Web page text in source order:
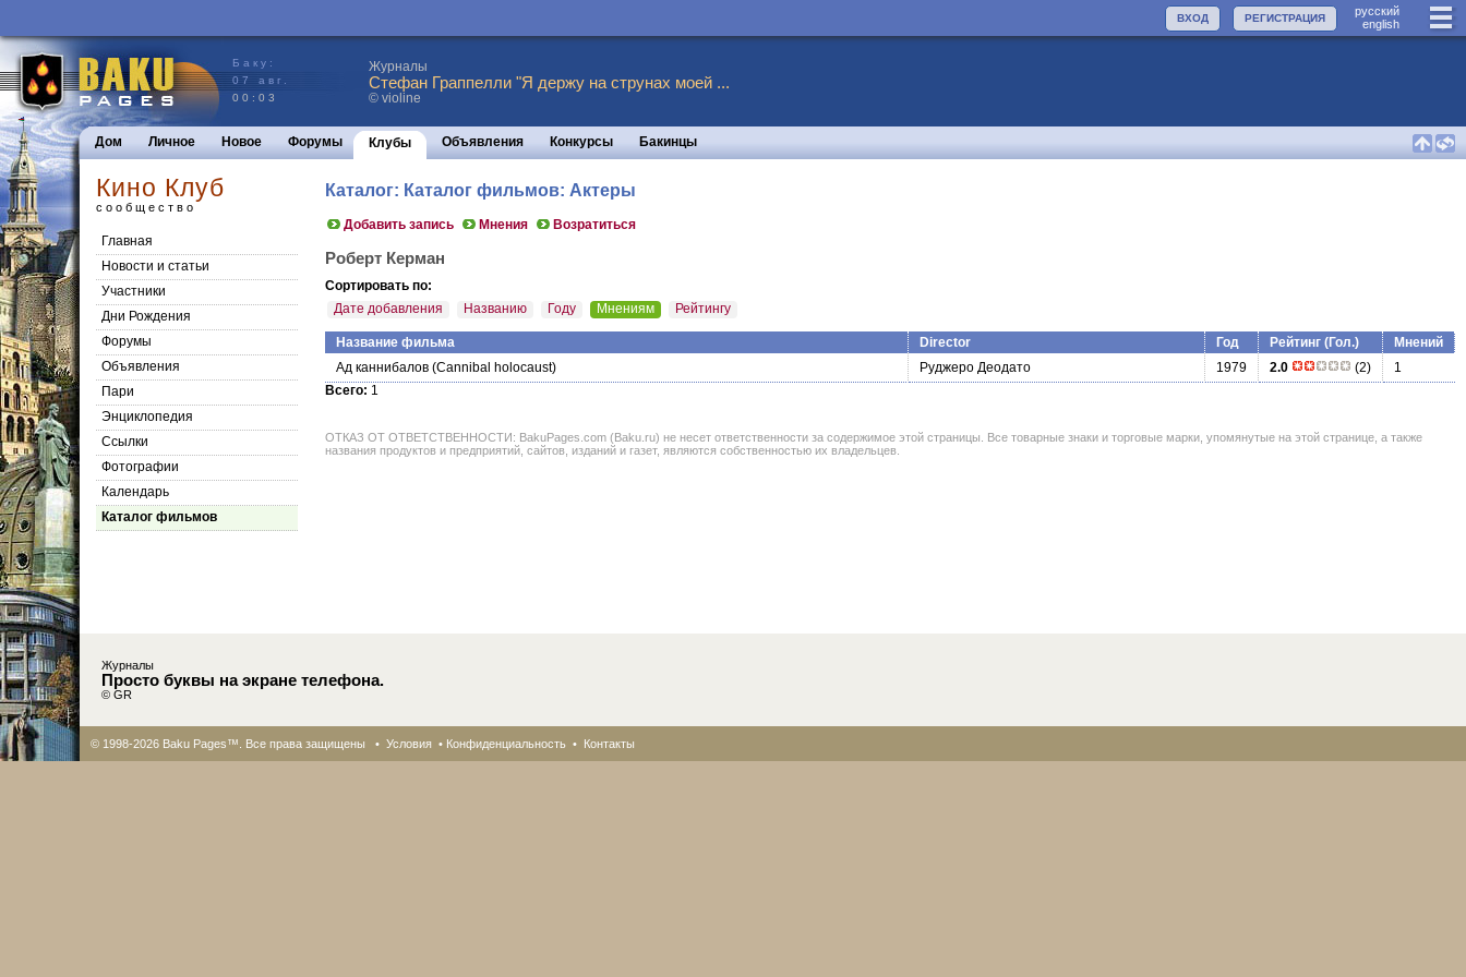
руccкий
english
РЕГИСТРАЦИЯ
ВХОД
Баку:
07 авг.
00:03
Журналы
Стефан Граппелли "Я держу на струнах моей ...
© violine
Дом Личное Новое Форумы Клубы Объявления Конкурсы Бакинцы
Кино Клуб
сообщество
Главная
Новости и статьи
Участники
Дни Рождения
Форумы
Объявления
Пари
Энциклопедия
Cсылки
Фотографии
Календарь
Каталог фильмов
Каталог: Каталог фильмов: Актеры
Добавить запись Мнения Возратиться
Роберт Керман
Сортировать по:
Дате добавления
Названию Году Мнениям Рейтингу
Название фильма Director Год Рейтинг (Гол.)
Мнений
Ад каннибалов (Cannibal holocaust) Руджеро Деодато 1979 2.0 (2)
1
Всего: 1
ОТКАЗ ОТ ОТВЕТСТВЕННОСТИ: BakuPages.com (Baku.ru) не несет ответственности за содержимое этой страницы. Все товарные знаки и торговые марки, упомянутые на этой странице, а также
названия продуктов и предприятий, сайтов, изданий и газет, являются собственностью их владельцев.
Журналы
Просто буквы на экране телефона.
© GR
© 1998-2026 Baku Pages™. Все права защищены • Условия • Конфиденциальность • Контакты